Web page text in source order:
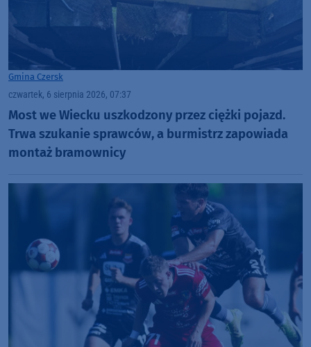
Gmina Czersk
czwartek, 6 sierpnia 2026, 07:37
Most we Wiecku uszkodzony przez ciężki pojazd.
Trwa szukanie sprawców, a burmistrz zapowiada
montaż bramownicy